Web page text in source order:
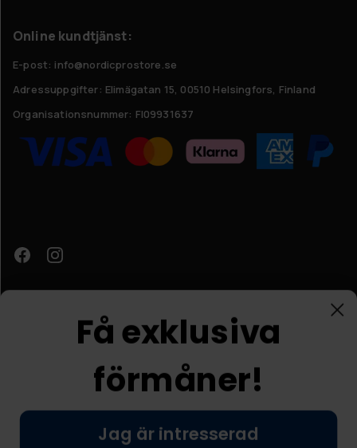
Online kundtjänst:
E-post: info@nordicprostore.se
Adressuppgifter: Elimägatan 15, 00510 Helsingfors, Finland
Organisationsnummer: FI09931637
Få exklusiva
förmåner!
Jag är intresserad